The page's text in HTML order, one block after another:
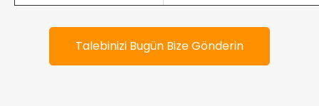
Talebinizi Bugün Bize Gönderin